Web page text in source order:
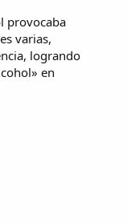
provocaba
varias,
logrando
en